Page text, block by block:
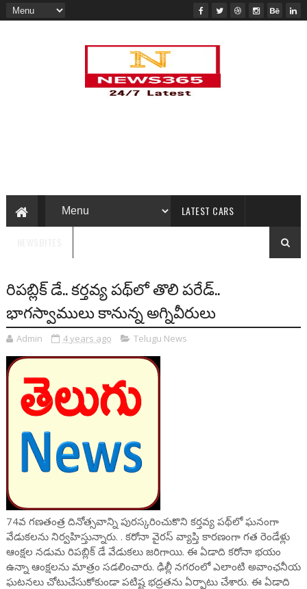
LATEST CARS
రిపబ్లిక్ డే.. కర్తవ్య పథ్‌లో తొలి పరేడ్..
భాగస్వాములు కానున్న అగ్నివీరులు
Admin 4 years ago Telugu News
74వ గణతంత్ర దినోత్సవాన్ని పురస్కరించుకొని కర్తవ్య పథ్‌లో ఘనంగా
వేడుకలను నిర్వహిస్తున్నారు. . కరోనా వైరస్ వ్యాప్తి కారణంగా గత రెండేళ్లు
ఆంక్షల నడుమ రిపబ్లిక్ డే వేడుకలు జరిగాయి. ఈ ఏడాది కరోనా భయం
ఉన్నా ఆంక్షలను మాత్రం సడలించారు. ఢిల్లీ నగరంలో ఎలాంటి అవాంఛనీయ
ఘటనలు చోటుచేసుకోకుండా పటిష్ట భద్రతను ఏర్పాటు చేశారు. ఈ ఏడాది